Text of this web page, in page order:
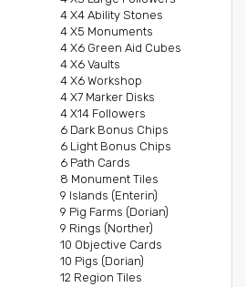
4 X4 Ability Stones
4 X5 Monuments
4 X6 Green Aid Cubes
4 X6 Vaults
4 X6 Workshop
4 X7 Marker Disks
4 X14 Followers
6 Dark Bonus Chips
6 Light Bonus Chips
6 Path Cards
8 Monument Tiles
9 Islands (Enterin)
9 Pig Farms (Dorian)
9 Rings (Norther)
10 Objective Cards
10 Pigs (Dorian)
12 Region Tiles